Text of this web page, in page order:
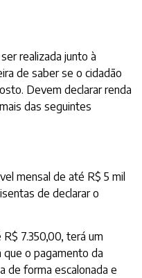
realizada junto à
de saber se o cidadão
Devem declarar renda
das seguintes
mensal de até R$ 5 mil
de declarar o
R$ 7.350,00, terá um
o pagamento da
de forma escalonada e